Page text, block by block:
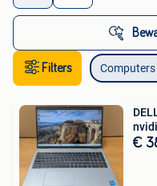
Filters
€